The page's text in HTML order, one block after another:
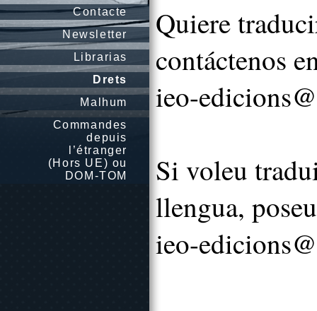
Contacte
Newsletter
Librarias
Drets
Malhum
Commandes
depuis
l’étranger
(Hors UE) ou
DOM-TOM
Quiere
contáctenos
ieo-
Si voleu
llengua,
ieo-